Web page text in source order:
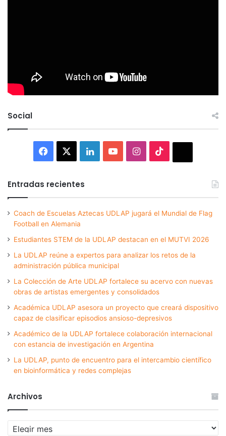
Social
Facebook LinkedInYouTubeInstagram
Entradas recientes
Coach de Escuelas Aztecas UDLAP jugará el Mundial de Flag
Football en Alemania
Estudiantes STEM de la UDLAP destacan en el MUTVI 2026
La UDLAP reúne a expertos para analizar los retos de la
administración pública municipal
La Colección de Arte UDLAP fortalece su acervo con nuevas
obras de artistas emergentes y consolidados
Académica UDLAP asesora un proyecto que creará dispositivo
capaz de clasificar episodios ansioso-depresivos
Académico de la UDLAP fortalece colaboración internacional
con estancia de investigación en Argentina
La UDLAP, punto de encuentro para el intercambio científico
en bioinformática y redes complejas
Archivos
Archivos